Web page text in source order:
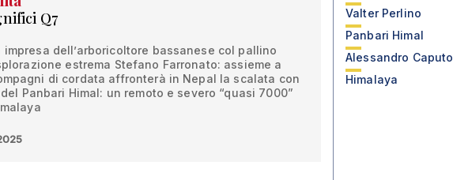
Q7
impresa dell’arboricoltore bassanese col pallino
estrema Stefano Farronato: assieme a
di cordata affronterà in Nepal la scalata con
Panbari Himal: un remoto e severo “quasi 7000”
Valter Perlino
Panbari Himal
Alessandro Caputo
Himalaya